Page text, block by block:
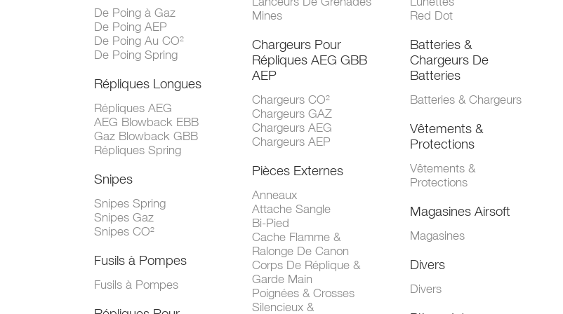
De Poing à Gaz
De Poing AEP
De Poing Au CO²
De Poing Spring
Répliques Longues
Répliques AEG
AEG Blowback EBB
Gaz Blowback GBB
Répliques Spring
Snipes
Snipes Spring
Snipes Gaz
Snipes CO²
Fusils à Pompes
Fusils à Pompes
Mines
Chargeurs Pour
Répliques AEG GBB
AEP
Chargeurs CO²
Chargeurs GAZ
Chargeurs AEG
Chargeurs AEP
Pièces Externes
Anneaux
Attache Sangle
Bi-Pied
Cache Flamme &
Ralonge De Canon
Corps De Réplique &
Garde Main
Poignées & Crosses
Silencieux &
Red Dot
Batteries &
Chargeurs De
Batteries
Batteries & Chargeurs
Vêtements &
Protections
Vêtements &
Protections
Magasines Airsoft
Magasines
Divers
Divers